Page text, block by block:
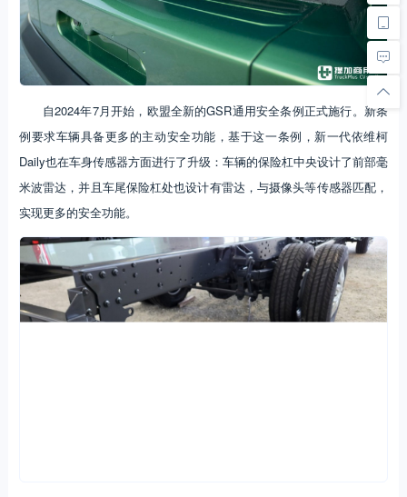
自2024年7月开始，欧盟全新的GSR通用安全条例正式施行。新条
例要求车辆具备更多的主动安全功能，基于这一条例，新一代依维柯
Daily也在车身传感器方面进行了升级：车辆的保险杠中央设计了前部毫
米波雷达，并且车尾保险杠处也设计有雷达，与摄像头等传感器匹配，
实现更多的安全功能。